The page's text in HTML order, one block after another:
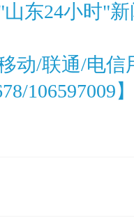
山东24小时"
动/联通/电
106597009